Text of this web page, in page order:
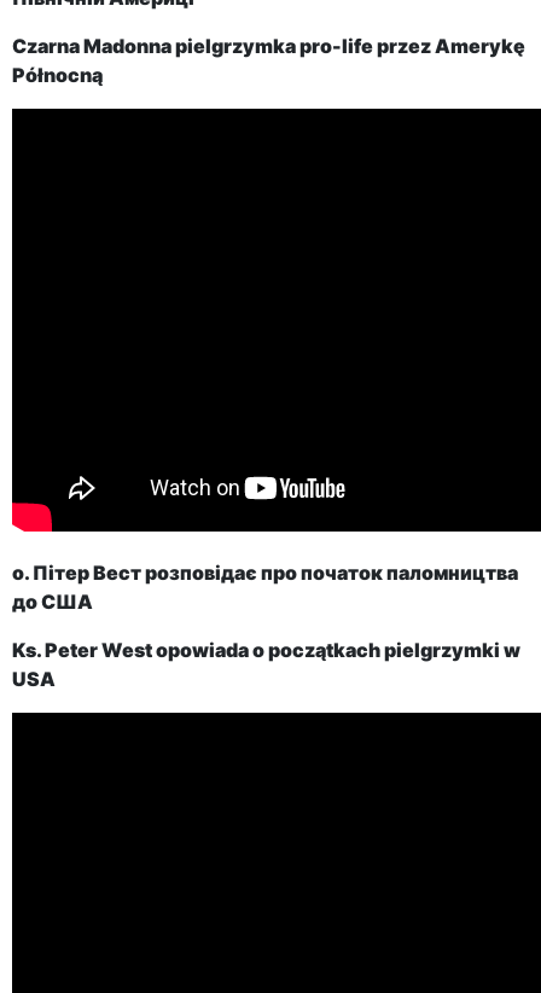
Czarna Madonna pielgrzymka pro-life przez Amerykę
Północną
о. Пітер Вест розповідає про початок паломництва
до США
Ks. Peter West opowiada o początkach pielgrzymki w
USA